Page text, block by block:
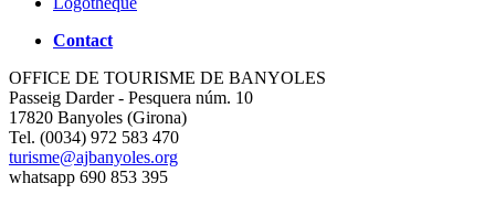
Contact
OFFICE DE TOURISME DE BANYOLES
Passeig Darder - Pesquera núm. 10
17820 Banyoles (Girona)
Tel. (0034) 972 583 470
turisme@ajbanyoles.org
whatsapp 690 853 395